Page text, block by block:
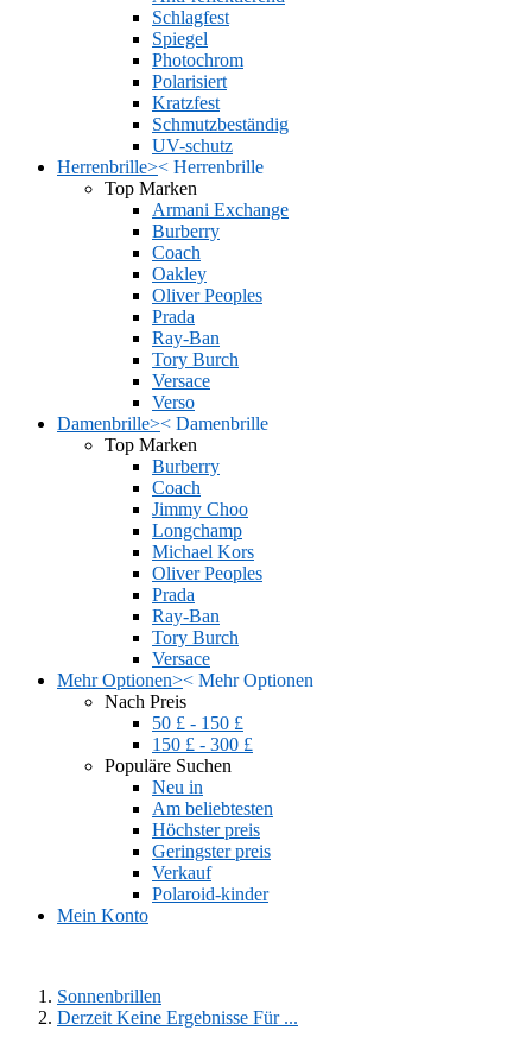
Schlagfest
Spiegel
Photochrom
Polarisiert
Kratzfest
Schmutzbeständig
UV-schutz
Herrenbrille>< Herrenbrille
Top Marken
Armani Exchange
Burberry
Coach
Oakley
Oliver Peoples
Prada
Ray-Ban
Tory Burch
Versace
Verso
Damenbrille>< Damenbrille
Top Marken
Burberry
Coach
Jimmy Choo
Longchamp
Michael Kors
Oliver Peoples
Prada
Ray-Ban
Tory Burch
Versace
Mehr Optionen>< Mehr Optionen
Nach Preis
50 £ - 150 £
150 £ - 300 £
Populäre Suchen
Neu in
Am beliebtesten
Höchster preis
Geringster preis
Verkauf
Polaroid-kinder
Mein Konto
Sonnenbrillen
Derzeit Keine Ergebnisse Für ...